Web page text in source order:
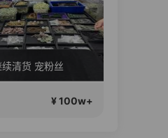
¥ 100w+